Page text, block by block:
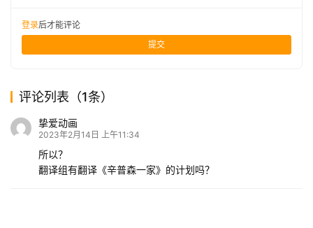
登录后才能评论
提交
评论列表（1条）
挚爱动画
2023年2月14日 上午11:34
所以？
翻译组有翻译《辛普森一家》的计划吗？